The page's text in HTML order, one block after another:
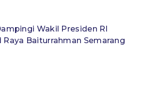
Wakil Presiden RI
Baiturrahman Semarang